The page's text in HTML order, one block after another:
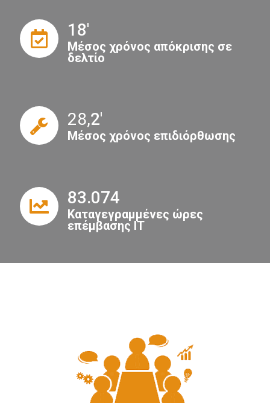
18'
Μέσος χρόνος απόκρισης σε
δελτίο
28,2'
Μέσος χρόνος επιδιόρθωσης
83.074
Καταγεγραμμένες ώρες
επέμβασης IT